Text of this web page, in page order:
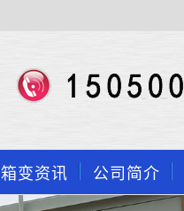
箱变资讯 公司简介